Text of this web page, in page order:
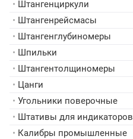
• Штангенциркули
• Штангенрейсмасы
• Штангенглубиномеры
• Шпильки
• Штангентолщиномеры
• Цанги
• Угольники поверочные
• Штативы для индикаторов
• Калибры промышленные